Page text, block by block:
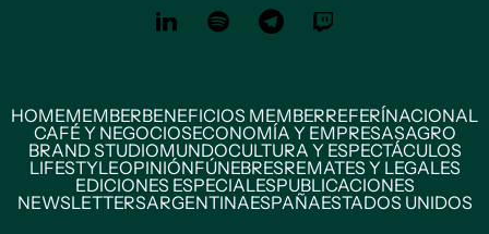
HOMEMEMBERBENEFICIOS MEMBERREFERÍNACIONAL
CAFÉ Y NEGOCIOSECONOMÍA Y EMPRESASAGRO
BRAND STUDIOMUNDOCULTURA Y ESPECTÁCULOS
LIFESTYLEOPINIÓNFÚNEBRESREMATES Y LEGALES
EDICIONES ESPECIALESPUBLICACIONES
NEWSLETTERSARGENTINAESPAÑAESTADOS UNIDOS